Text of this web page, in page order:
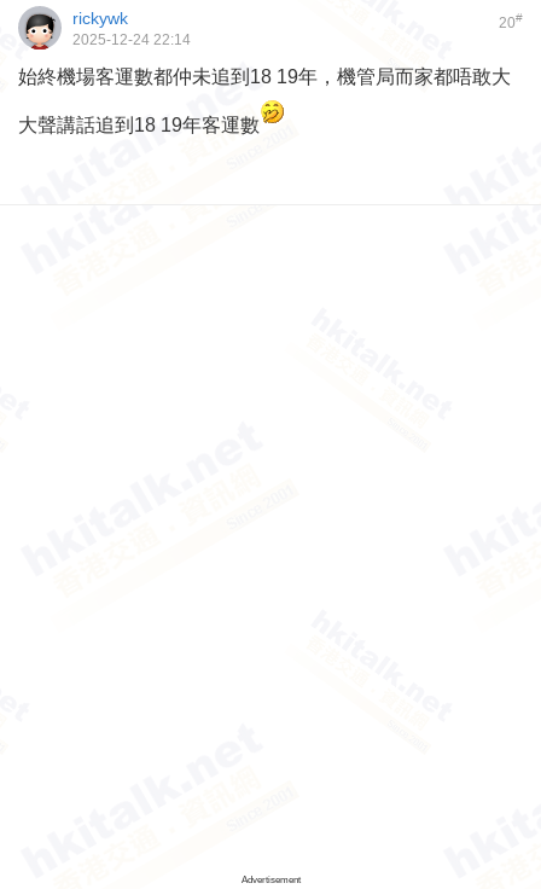
20#
rickywk
2025-12-24 22:14
始終機場客運數都仲未追到18 19年，機管局而家都唔敢大
大聲講話追到18 19年客運數
Advertisement